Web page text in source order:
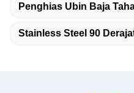
Penghias Ubin Baja
Stainless Steel 90